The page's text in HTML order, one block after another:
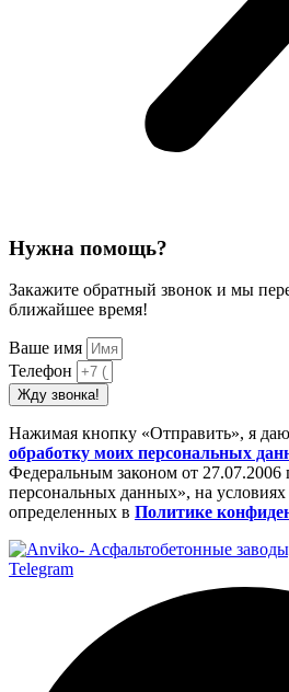
Нужна помощь?
Закажите обратный звонок и мы
ближайшее время!
Ваше имя
Телефон
Жду звонка!
Нажимая кнопку «Отправить», я
обработку моих персональных
Федеральным законом от
персональных данных», на условиях
определенных в Политике
Telegram